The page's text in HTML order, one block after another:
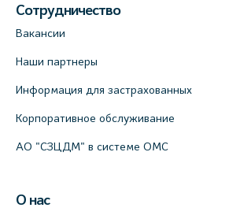
Сотрудничество
Вакансии
Наши партнеры
Информация для застрахованных
Корпоративное обслуживание
АО "СЗЦДМ" в системе ОМС
О нас